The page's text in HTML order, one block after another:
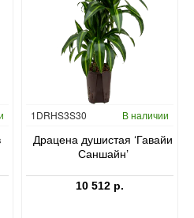
Гидропоника
1DRHS3S30 В наличии
Драцена душистая ‘Гавайи
Саншайн’
10 512 р.